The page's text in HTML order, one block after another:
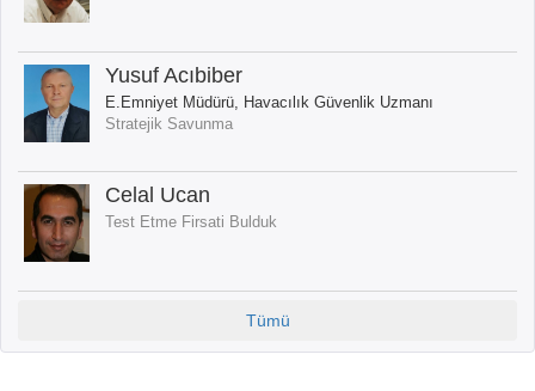
Yusuf Acıbiber
E.Emniyet Müdürü, Havacılık Güvenlik Uzmanı
Stratejik Savunma
Celal Ucan
Test Etme Firsati Bulduk
Tümü